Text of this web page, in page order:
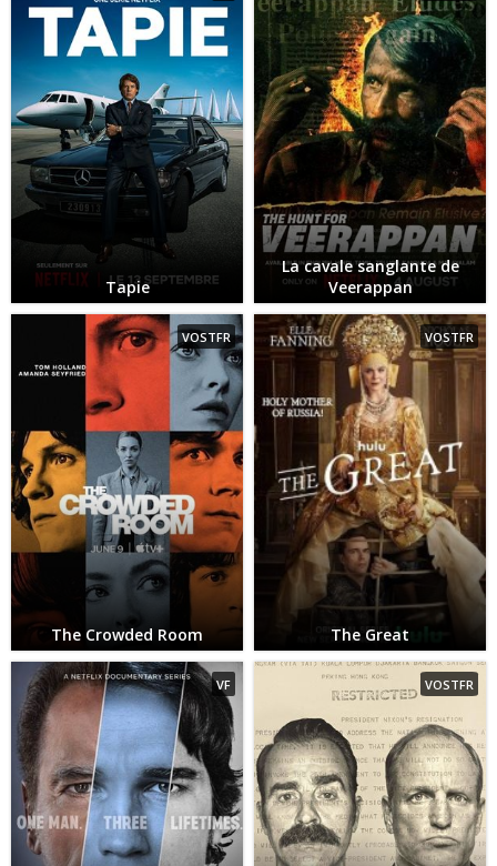
Tapie
La cavale sanglante de
Veerappan
VOSTFR
The Crowded Room
VOSTFR
The Great
VF VOSTFR